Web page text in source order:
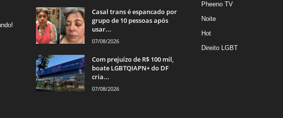
Casal trans é espancado por
grupo de 10 pessoas após
usar...
07/08/2026
Com prejuízo de R$ 100 mil,
boate LGBTQIAPN+ do DF
cria...
07/08/2026
Pheeno TV
Noite
Hot
Direito LGBT